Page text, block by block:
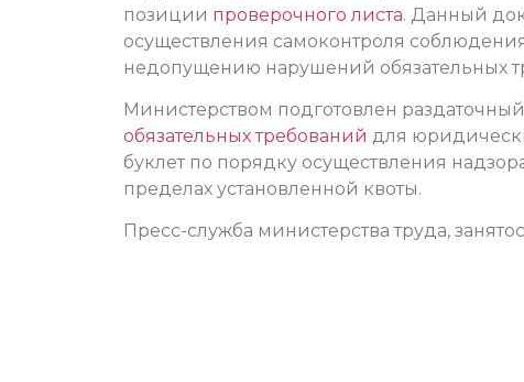
позиции проверочного листа. Данный
осуществления самоконтроля
недопущению нарушений обязательных
Министерством подготовлен
обязательных требований для
буклет по порядку осуществления
пределах установленной квоты.
Пресс-служба министерства труда,